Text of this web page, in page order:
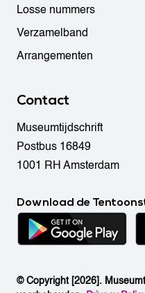
Losse nummers
Verzamelband
Arrangementen
Contact
Museumtijdschrift
Postbus 16849
1001 RH Amsterdam
Download de
© Copyright [2026].